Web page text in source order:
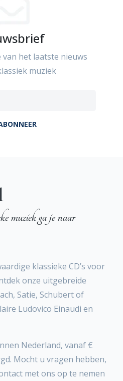
het laatste nieuws
muziek
muziek ga je naar
klassieke CD’s voor
onze uitgebreide
Satie, Schubert of
Ludovico Einaudi en
Nederland, vanaf €
Mocht u vragen hebben,
met ons op te nemen